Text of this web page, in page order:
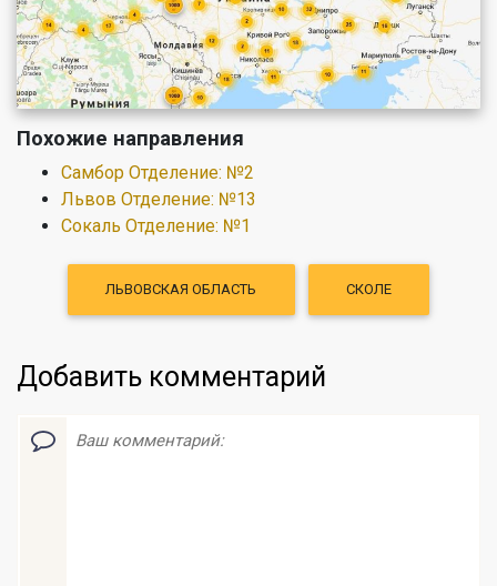
Похожие направления
Самбор Отделение: №2
Львов Отделение: №13
Сокаль Отделение: №1
ЛЬВОВСКАЯ ОБЛАСТЬ СКОЛЕ
Добавить комментарий